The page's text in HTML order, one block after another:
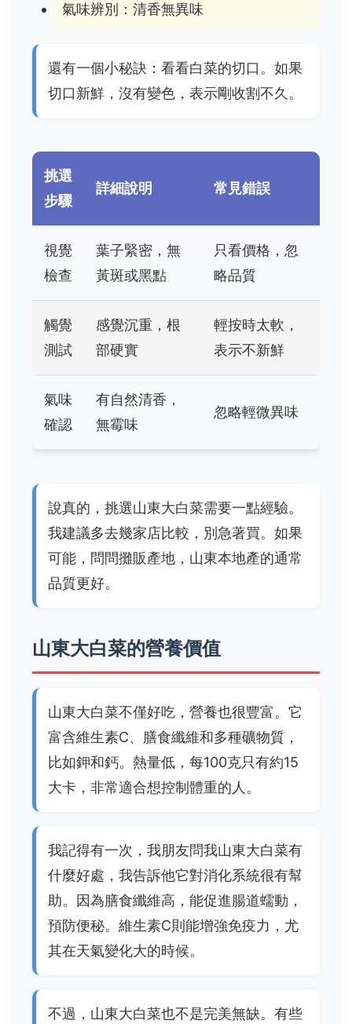
氣味辨別：清香無異味
還有一個小秘訣：看看白菜的切口。如果
切口新鮮，沒有變色，表示剛收割不久。
挑選
步驟
詳細說明 常見錯誤
視覺
檢查
葉子緊密，無
黃斑或黑點
只看價格，忽
略品質
觸覺
測試
感覺沉重，根
部硬實
輕按時太軟，
表示不新鮮
氣味
確認
有自然清香，
無霉味
忽略輕微異味
說真的，挑選山東大白菜需要一點經驗。
我建議多去幾家店比較，別急著買。如果
可能，問問攤販產地，山東本地產的通常
品質更好。
山東大白菜的營養價值
山東大白菜不僅好吃，營養也很豐富。它
富含維生素C、膳食纖維和多種礦物質，
比如鉀和鈣。熱量低，每100克只有約15
大卡，非常適合想控制體重的人。
我記得有一次，我朋友問我山東大白菜有
什麼好處，我告訴他它對消化系統很有幫
助。因為膳食纖維高，能促進腸道蠕動，
預防便秘。維生素C則能增強免疫力，尤
其在天氣變化大的時候。
不過，山東大白菜也不是完美無缺。有些